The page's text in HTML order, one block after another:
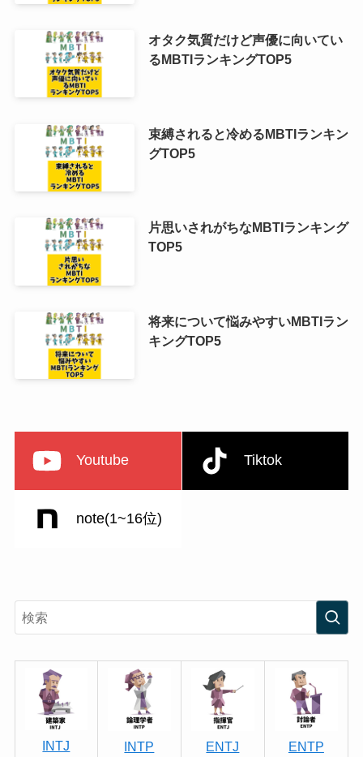
オタク気質だけど声優に向いてい
るMBTIランキングTOP5
束縛されると冷めるMBTIランキン
グTOP5
片思いされがちなMBTIランキング
TOP5
将来について悩みやすいMBTIラン
キングTOP5
Youtube Tiktok
note(1~16位)
INTJ
INTP
ENTJ
ENTP